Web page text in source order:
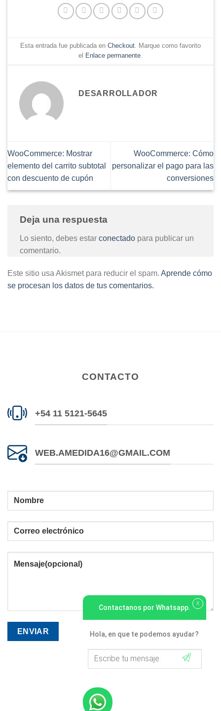
Esta entrada fue publicada en Checkout. Marque como favorito
el Enlace permanente.
DESARROLLADOR
WooCommerce: Mostrar
elemento del carrito subtotal
con descuento de cupón
WooCommerce: Cómo
personalizar el pago para las
conversiones
Deja una respuesta
Lo siento, debes estar conectado para publicar un
comentario.
Este sitio usa Akismet para reducir el spam. Aprende cómo
se procesan los datos de tus comentarios.
CONTACTO
+54 11 5121-5645
WEB.AMEDIDA16@GMAIL.COM
X
Contactanos por Whatsapp.
Hola, en que te podemos ayudar?